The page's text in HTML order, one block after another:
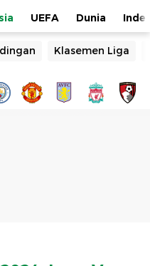
UEFA Dunia
Klasemen Liga